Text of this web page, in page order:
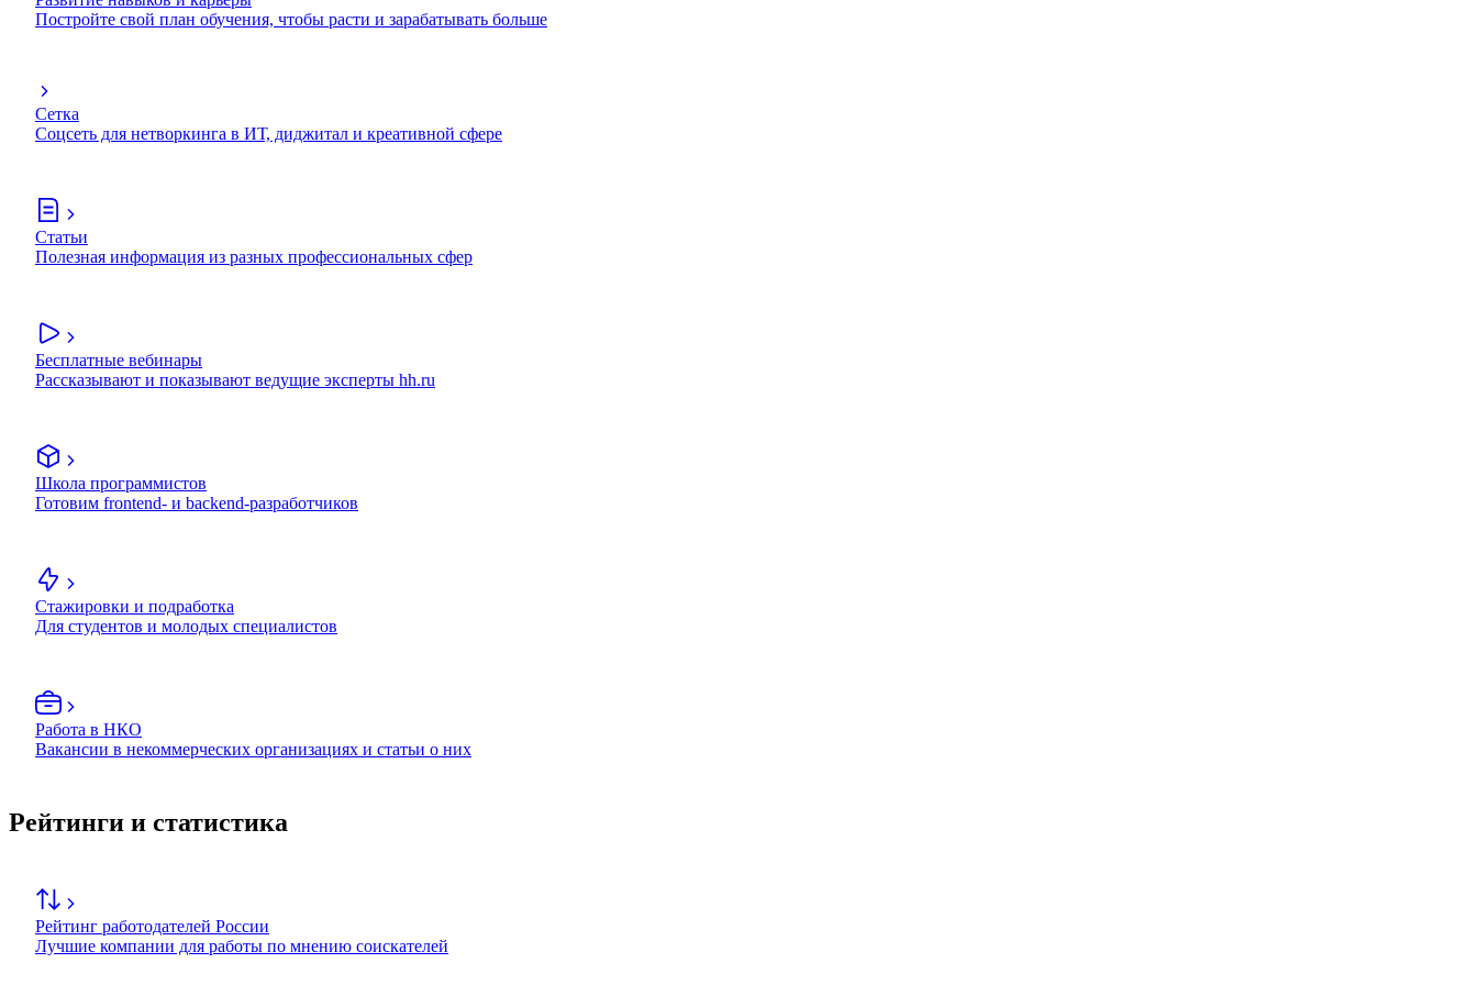
Постройте свой план обучения, чтобы расти и зарабатывать больше
Сетка
Соцсеть для нетворкинга в ИТ, диджитал и креативной сфере
Статьи
Полезная информация из разных профессиональных сфер
Бесплатные вебинары
Рассказывают и показывают ведущие эксперты hh.ru
Школа программистов
Готовим frontend- и backend-разработчиков
Стажировки и подработка
Для студентов и молодых специалистов
Работа в НКО
Вакансии в некоммерческих организациях и статьи о них
Рейтинги и статистика
Рейтинг работодателей России
Лучшие компании для работы по мнению соискателей